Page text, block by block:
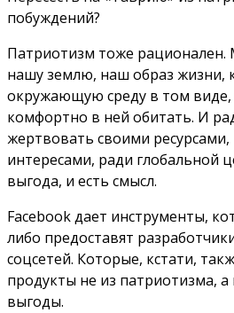
побуждений?
Патриотизм тоже
нашу землю, наш образ жизни,
окружающую среду в том
комфортно в ней обитать. И
жертвовать своими
интересами, ради глобальной
выгода, и есть смысл.
Facebook дает инструменты,
либо предоставят
соцсетей. Которые, кстати,
продукты не из патриотизма,
выгоды.